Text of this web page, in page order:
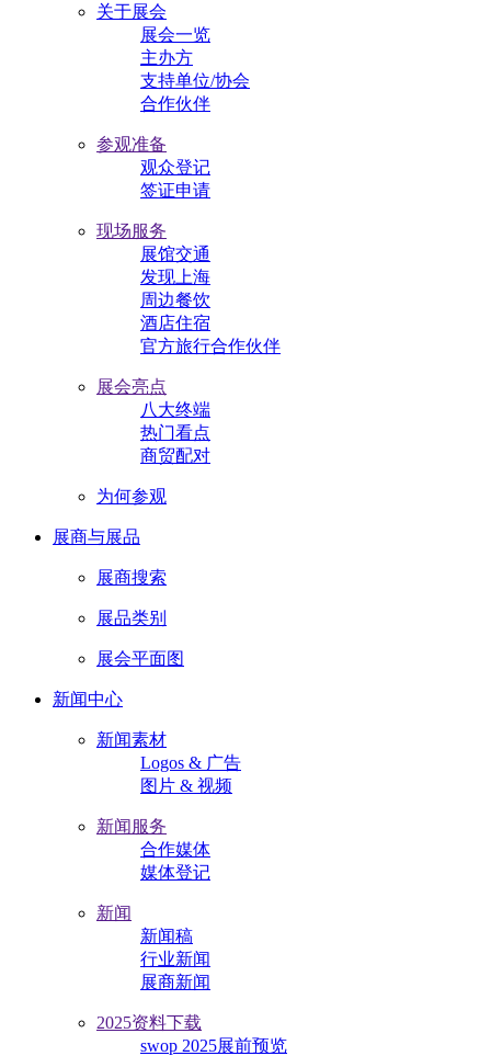
关于展会
展会一览
主办方
支持单位/协会
合作伙伴
参观准备
观众登记
签证申请
现场服务
展馆交通
发现上海
周边餐饮
酒店住宿
官方旅行合作伙伴
展会亮点
八大终端
热门看点
商贸配对
为何参观
展商与展品
展商搜索
展品类别
展会平面图
新闻中心
新闻素材
Logos & 广告
图片 & 视频
新闻服务
合作媒体
媒体登记
新闻
新闻稿
行业新闻
展商新闻
2025资料下载
swop 2025展前预览